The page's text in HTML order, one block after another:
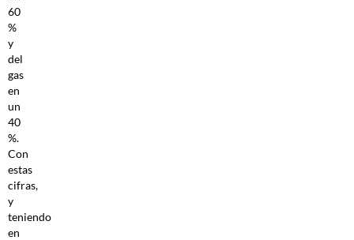
60
%
y
del
gas
en
un
40
%.
Con
estas
cifras,
y
teniendo
en